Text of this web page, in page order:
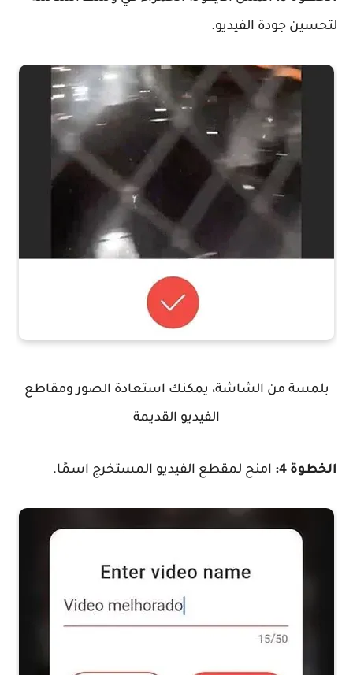
لتحسين جودة الفيديو.
بلمسة من الشاشة، يمكنك استعادة الصور ومقاطع
الفيديو القديمة
الخطوة 4: امنح لمقطع الفيديو المستخرج اسمًا.